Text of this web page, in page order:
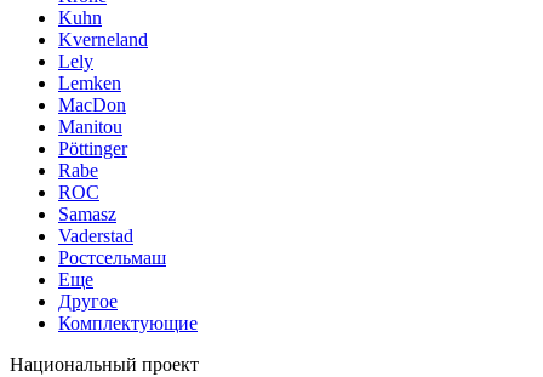
Kuhn
Kverneland
Lely
Lemken
MacDon
Manitou
Pöttinger
Rabe
ROC
Samasz
Vaderstad
Ростсельмаш
Еще
Другое
Комплектующие
Национальный проект